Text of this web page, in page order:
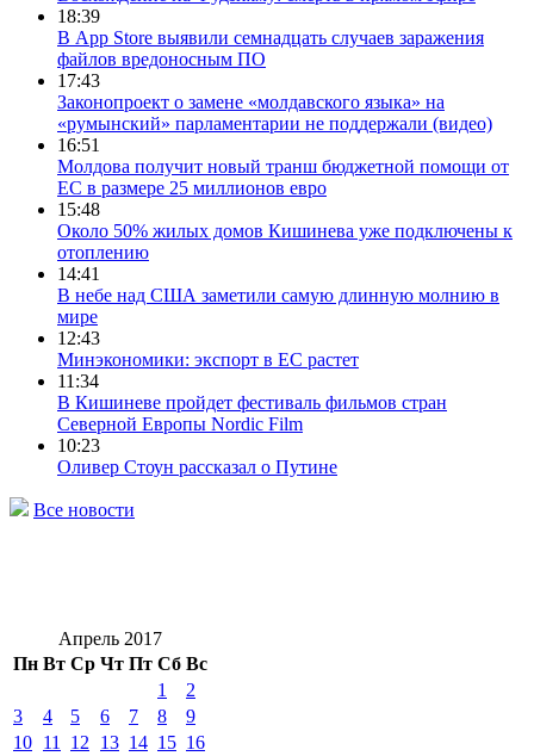
18:39
В App Store выявили семнадцать случаев заражения
файлов вредоносным ПО
17:43
Законопроект о замене «молдавского языка» на
«румынский» парламентарии не поддержали (видео)
16:51
Молдова получит новый транш бюджетной помощи от
ЕС в размере 25 миллионов евро
15:48
Около 50% жилых домов Кишинева уже подключены к
отоплению
14:41
В небе над США заметили самую длинную молнию в
мире
12:43
Минэкономики: экспорт в ЕС растет
11:34
В Кишиневе пройдет фестиваль фильмов стран
Северной Европы Nordic Film
10:23
Оливер Стоун рассказал о Путине
Все новости
Апрель 2017
Пн Вт Ср Чт Пт Сб Вс
1
2
3
4 5 6 7 8
9
10 11 12 13 14 15 16